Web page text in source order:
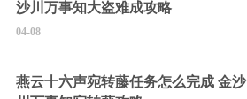
沙川万事知大盗难成攻略
04-08
燕云十六声宛转藤任务怎么完成 金沙